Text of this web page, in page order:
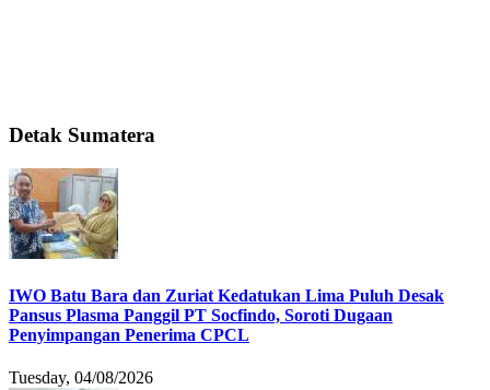
Detak Sumatera
IWO Batu Bara dan Zuriat Kedatukan Lima Puluh Desak
Pansus Plasma Panggil PT Socfindo, Soroti Dugaan
Penyimpangan Penerima CPCL
Tuesday, 04/08/2026